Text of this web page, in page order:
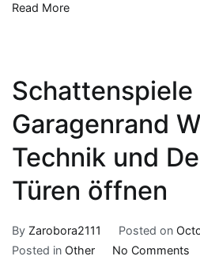
Read More
Schattenspiele
Garagenrand
Technik und
Türen öffnen
By Zarobora2111 Posted on
Posted in Other No Commentson